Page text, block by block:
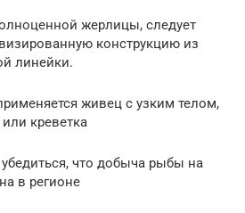
жерлицы, следует
конструкцию из
линейки.
живец с узким телом,
креветка
что добыча рыбы на
в регионе